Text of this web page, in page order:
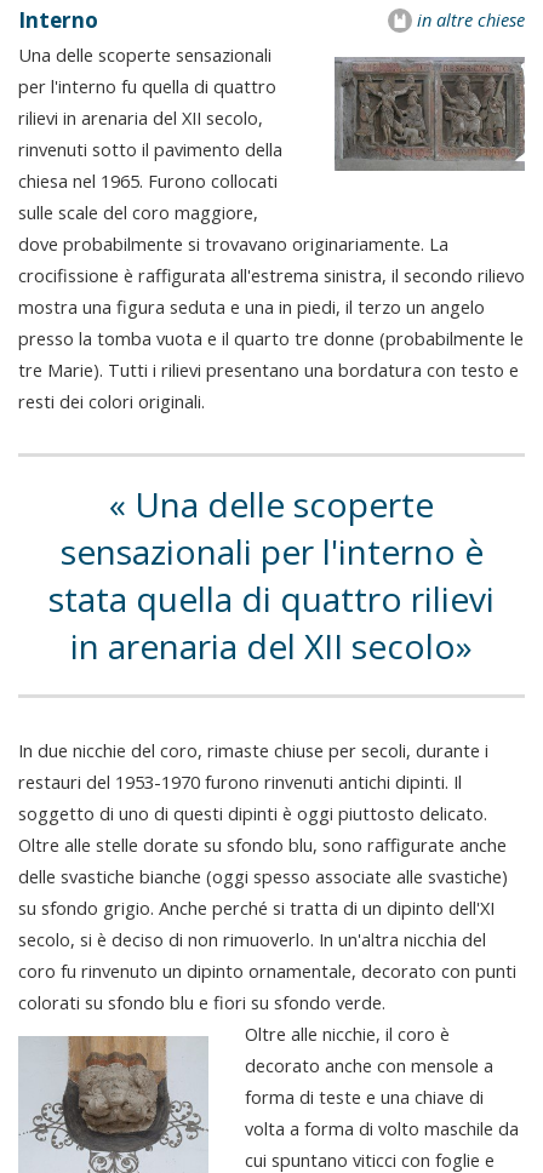
in altre chiese
Interno
Una delle scoperte sensazionali
per l'interno fu quella di quattro
rilievi in arenaria del XII secolo,
rinvenuti sotto il pavimento della
chiesa nel 1965. Furono collocati
sulle scale del coro maggiore,
dove probabilmente si trovavano originariamente. La
crocifissione è raffigurata all'estrema sinistra, il secondo rilievo
mostra una figura seduta e una in piedi, il terzo un angelo
presso la tomba vuota e il quarto tre donne (probabilmente le
tre Marie). Tutti i rilievi presentano una bordatura con testo e
resti dei colori originali.
Una delle scoperte
sensazionali per l'interno è
stata quella di quattro rilievi
in arenaria del XII secolo
In due nicchie del coro, rimaste chiuse per secoli, durante i
restauri del 1953-1970 furono rinvenuti antichi dipinti. Il
soggetto di uno di questi dipinti è oggi piuttosto delicato.
Oltre alle stelle dorate su sfondo blu, sono raffigurate anche
delle svastiche bianche (oggi spesso associate alle svastiche)
su sfondo grigio. Anche perché si tratta di un dipinto dell'XI
secolo, si è deciso di non rimuoverlo. In un'altra nicchia del
coro fu rinvenuto un dipinto ornamentale, decorato con punti
colorati su sfondo blu e fiori su sfondo verde.
Oltre alle nicchie, il coro è
decorato anche con mensole a
forma di teste e una chiave di
volta a forma di volto maschile da
cui spuntano viticci con foglie e